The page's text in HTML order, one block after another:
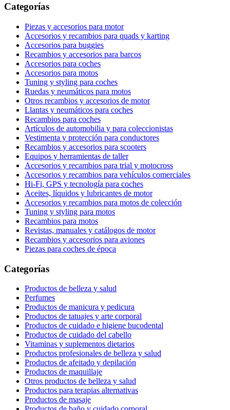
Categorías
Piezas y accesorios para motor
Accesorios y recambios para quads y karting
Accesorios para buggies
Recambios y accesorios para barcos
Accesorios para coches
Accesorios para motos
Tuning y styling para coches
Ruedas y neumáticos para motos
Otros recambios y accesorios de motor
Llantas y neumáticos para coches
Recambios para coches
Artículos de automobilia y para coleccionistas
Vestimenta y protección para conductores
Recambios y accesorios para scooters
Equipos y herramientas de taller
Accesorios y recambios para trial y motocross
Accesorios y recambios para vehículos comerciales
Hi-Fi, GPS y tecnología para coches
Aceites, líquidos y lubricantes de motor
Accesorios y recambios para motos de colección
Tuning y styling para motos
Recambios para motos
Revistas, manuales y catálogos de motor
Recambios y accesorios para aviones
Piezas para coches de época
Categorías
Productos de belleza y salud
Perfumes
Productos de manicura y pedicura
Productos de tatuajes y arte corporal
Productos de cuidado e higiene bucodental
Productos de cuidado del cabello
Vitaminas y suplementos dietarios
Productos profesionales de belleza y salud
Productos de afeitado y depilación
Productos de maquillaje
Otros productos de belleza y salud
Productos para terapias alternativas
Productos de masaje